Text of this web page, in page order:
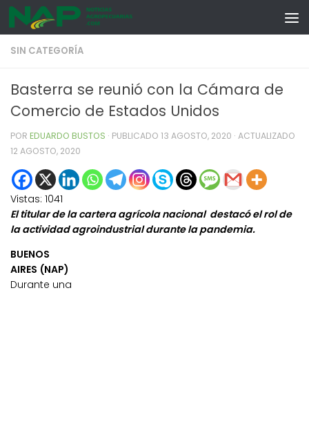
Skip to content
SIN CATEGORÍA
Basterra se reunió con la Cámara de
Comercio de Estados Unidos
POR EDUARDO BUSTOS · PUBLICADO 13 AGOSTO, 2020 · ACTUALIZADO
12 AGOSTO, 2020
Vistas: 1041
El titular de la cartera agrícola nacional destacó el rol de
la actividad agroindustrial durante la pandemia.
BUENOS
AIRES (NAP)
Durante una